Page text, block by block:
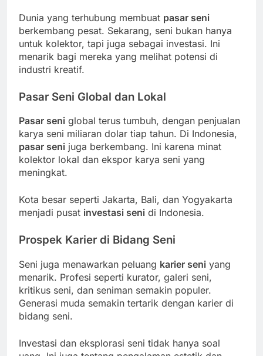
Dunia yang terhubung membuat pasar seni
berkembang pesat. Sekarang, seni bukan hanya
untuk kolektor, tapi juga sebagai investasi. Ini
menarik bagi mereka yang melihat potensi di
industri kreatif.
Pasar Seni Global dan Lokal
Pasar seni global terus tumbuh, dengan penjualan
karya seni miliaran dolar tiap tahun. Di Indonesia,
pasar seni juga berkembang. Ini karena minat
kolektor lokal dan ekspor karya seni yang
meningkat.
Kota besar seperti Jakarta, Bali, dan Yogyakarta
menjadi pusat investasi seni di Indonesia.
Prospek Karier di Bidang Seni
Seni juga menawarkan peluang karier seni yang
menarik. Profesi seperti kurator, galeri seni,
kritikus seni, dan seniman semakin populer.
Generasi muda semakin tertarik dengan karier di
bidang seni.
Investasi dan eksplorasi seni tidak hanya soal